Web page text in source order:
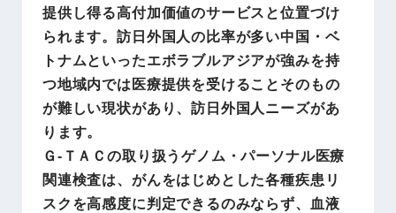
提供し得る高付加価値のサービスと位置づけ
られます。訪日外国人の比率が多い中国・ベ
トナムといったエボラブルアジアが強みを持
つ地域内では医療提供を受けることそのもの
が難しい現状があり、訪日外国人ニーズがあ
ります。
Ｇ-ＴＡＣの取り扱うゲノム・パーソナル医療
関連検査は、がんをはじめとした各種疾患リ
スクを高感度に判定できるのみならず、血液